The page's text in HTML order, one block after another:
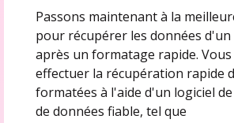
Passons maintenant à la
pour récupérer les données
après un formatage rapide.
effectuer la récupération rapide
formatées à l'aide d'un logiciel
de données fiable, tel que